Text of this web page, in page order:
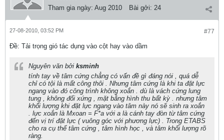
Tham gia ngày: Aug 2010 Bài gởi: 24
#77
27-08-2010, 03:52 PM
Ðề: Tải trọng gió tác dụng vào cột hay vào dầm
Nguyên văn bởi ksminh
tính tay về tâm cứng chẳng có vấn đề gì đáng nói , quá dễ
chỉ có tội là mất công thôi . Nhưng tâm cứng là khi ta đặt lực
ngang vào đó công trình không xoắn . dù là vách cứng lung
tung , không đối xứng , mặt bằng hình thu bất kỳ . nhưng tâm
khối lượng khi đặt lực ngang vào tâm này nó sẽ sinh ra xoắn
. lực xoắn là Mxoan = F*a với a là cánh tay đòn từ tâm cứng
đến vị trí đặt lực ( vuông góc với phương lực) . Trong ETABS
cho ra cụ thể tâm cứng , tâm hình học , và tâm khối lượng rõ
ràng.